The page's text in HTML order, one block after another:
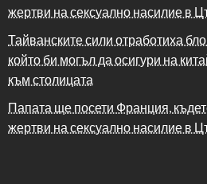
жертви на сексуално насилие в
Тайванските сили отработиха
който би могъл да осигури на
към столицата
Папата ще посети Франция,
жертви на сексуално насилие в